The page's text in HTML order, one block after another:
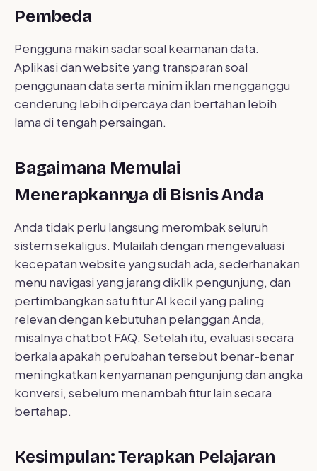
Pembeda
Pengguna makin sadar soal keamanan data.
Aplikasi dan website yang transparan soal
penggunaan data serta minim iklan mengganggu
cenderung lebih dipercaya dan bertahan lebih
lama di tengah persaingan.
Bagaimana Memulai
Menerapkannya di Bisnis Anda
Anda tidak perlu langsung merombak seluruh
sistem sekaligus. Mulailah dengan mengevaluasi
kecepatan website yang sudah ada, sederhanakan
menu navigasi yang jarang diklik pengunjung, dan
pertimbangkan satu fitur AI kecil yang paling
relevan dengan kebutuhan pelanggan Anda,
misalnya chatbot FAQ. Setelah itu, evaluasi secara
berkala apakah perubahan tersebut benar-benar
meningkatkan kenyamanan pengunjung dan angka
konversi, sebelum menambah fitur lain secara
bertahap.
Kesimpulan: Terapkan Pelajaran